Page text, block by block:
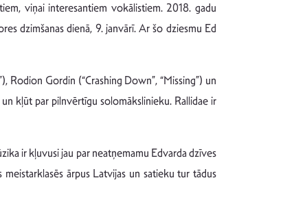
viņai interesantiem vokālistiem. 2018. gadu
dzimšanas dienā, 9. janvārī. Ar šo dziesmu Ed
Rodion Gordin (“Crashing Down”, “Missing”) un
kļūt par pilnvērtīgu solomākslinieku. Rallidae ir
ir kļuvusi jau par neatņemamu Edvarda dzīves
meistarklasēs ārpus Latvijas un satieku tur tādus